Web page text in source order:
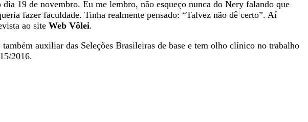
19 de novembro. Eu me lembro, não esqueço nunca do Nery falando que
fazer faculdade. Tinha realmente pensado: “Talvez não dê certo”. Aí
ao site Web Vôlei.
auxiliar das Seleções Brasileiras de base e tem olho clínico no trabalho
2016.